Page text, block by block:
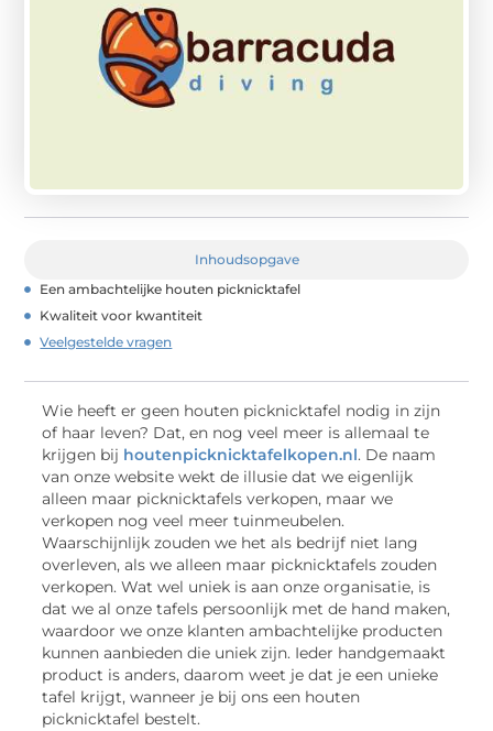
Inhoudsopgave
Een ambachtelijke houten picknicktafel
Kwaliteit voor kwantiteit
Veelgestelde vragen
Wie heeft er geen houten picknicktafel nodig in zijn
of haar leven? Dat, en nog veel meer is allemaal te
krijgen bij houtenpicknicktafelkopen.nl. De naam
van onze website wekt de illusie dat we eigenlijk
alleen maar picknicktafels verkopen, maar we
verkopen nog veel meer tuinmeubelen.
Waarschijnlijk zouden we het als bedrijf niet lang
overleven, als we alleen maar picknicktafels zouden
verkopen. Wat wel uniek is aan onze organisatie, is
dat we al onze tafels persoonlijk met de hand maken,
waardoor we onze klanten ambachtelijke producten
kunnen aanbieden die uniek zijn. Ieder handgemaakt
product is anders, daarom weet je dat je een unieke
tafel krijgt, wanneer je bij ons een houten
picknicktafel bestelt.